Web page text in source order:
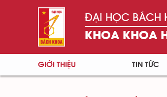
ĐẠI HỌC BÁCH
KHOA KHOA
GIỚI THIỆU TIN TỨC